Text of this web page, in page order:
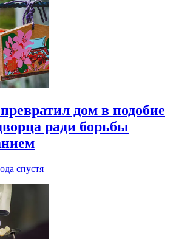
дом в подобие
ради борьбы
спустя